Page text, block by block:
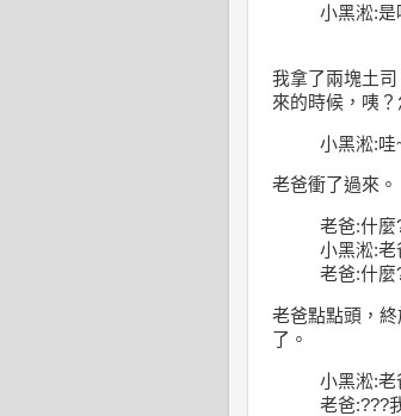
小黑淞:是
我拿了兩塊土
來的時候，咦
小黑淞:哇
老爸衝了過來。
老爸:什麼
小黑淞:老
老爸:什麼
老爸點點頭，
了。
小黑淞:老
老爸:???